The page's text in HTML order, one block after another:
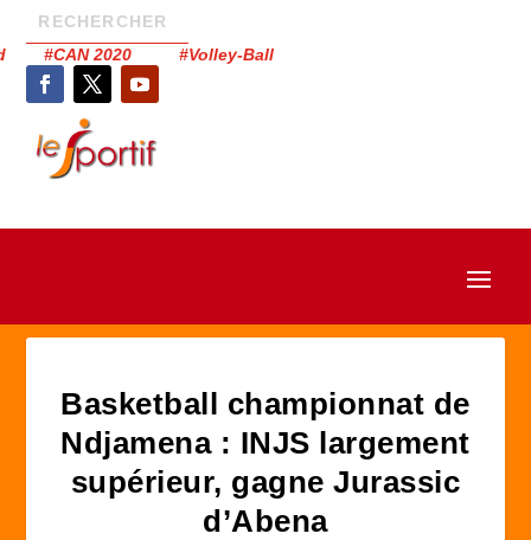
#CAN 2020 #Volley-Ball
Basketball championnat de
Ndjamena : INJS largement
supérieur, gagne Jurassic
d’Abena